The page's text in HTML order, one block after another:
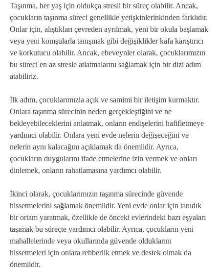
Taşınma, her yaş için oldukça stresli bir süreç olabilir. Ancak,
çocukların taşınma süreci genellikle yetişkinlerinkinden farklıdır.
Onlar için, alıştıkları çevreden ayrılmak, yeni bir okula başlamak
veya yeni komşularla tanışmak gibi değişiklikler kafa karıştırıcı
ve korkutucu olabilir. Ancak, ebeveynler olarak, çocuklarımızın
bu süreci en az stresle atlatmalarını sağlamak için bir dizi adım
atabiliriz.
İlk adım, çocuklarımızla açık ve samimi bir iletişim kurmaktır.
Onlara taşınma sürecinin neden gerçekleştiğini ve ne
bekleyebileceklerini anlatmak, onların endişelerini hafifletmeye
yardımcı olabilir. Onlara yeni evde nelerin değişeceğini ve
nelerin aynı kalacağını açıklamak da önemlidir. Ayrıca,
çocukların duygularını ifade etmelerine izin vermek ve onları
dinlemek, onların rahatlamasına yardımcı olabilir.
İkinci olarak, çocuklarımızın taşınma sürecinde güvende
hissetmelerini sağlamak önemlidir. Yeni evde onlar için tanıdık
bir ortam yaratmak, özellikle de önceki evlerindeki bazı eşyaları
taşımak bu süreçte yardımcı olabilir. Ayrıca, çocukların yeni
mahallelerinde veya okullarında güvende olduklarını
hissetmeleri için onlara rehberlik etmek ve destek olmak da
önemlidir.